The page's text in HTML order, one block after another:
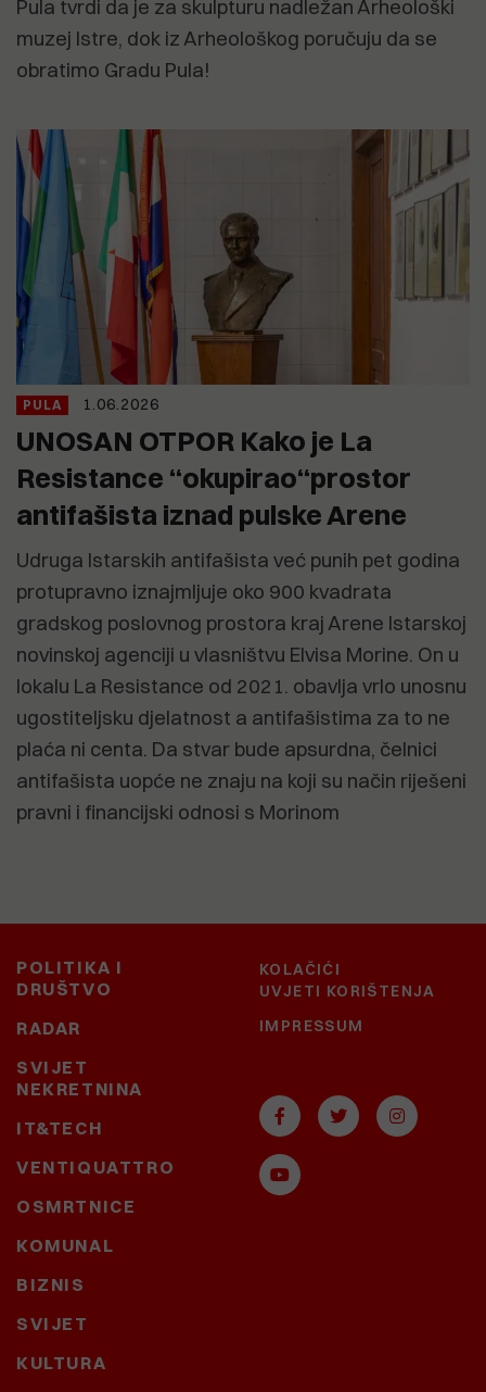
Pula tvrdi da je za skulpturu nadležan Arheološki
muzej Istre, dok iz Arheološkog poručuju da se
obratimo Gradu Pula!
PULA 1.06.2026
UNOSAN OTPOR Kako je La
Resistance “okupirao“prostor
antifašista iznad pulske Arene
Udruga Istarskih antifašista već punih pet godina
protupravno iznajmljuje oko 900 kvadrata
gradskog poslovnog prostora kraj Arene Istarskoj
novinskoj agenciji u vlasništvu Elvisa Morine. On u
lokalu La Resistance od 2021. obavlja vrlo unosnu
ugostiteljsku djelatnost a antifašistima za to ne
plaća ni centa. Da stvar bude apsurdna, čelnici
antifašista uopće ne znaju na koji su način riješeni
pravni i financijski odnosi s Morinom
POLITIKA I
DRUŠTVO
RADAR
SVIJET
NEKRETNINA
IT&TECH
VENTIQUATTRO
OSMRTNICE
KOMUNAL
BIZNIS
SVIJET
KULTURA
KOLAČIĆI
UVJETI KORIŠTENJA
IMPRESSUM